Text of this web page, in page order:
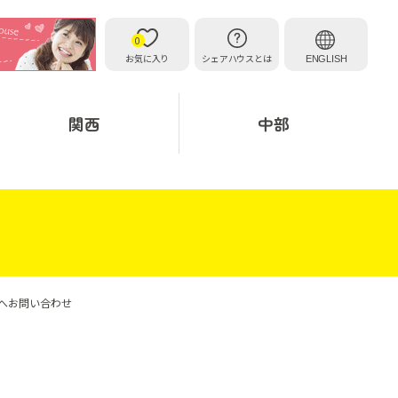
お気に入り
0
シェアハウスとは
ENGLISH
関西 中部
お問い合わせ